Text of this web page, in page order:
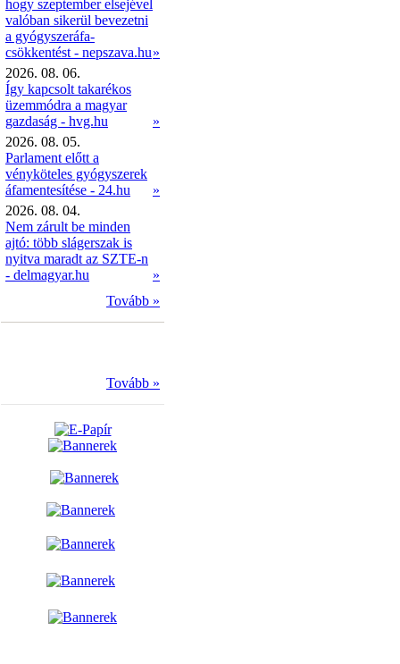
hogy szeptember elsejével
valóban sikerül bevezetni
a gyógyszeráfa-
csökkentést - nepszava.hu»
2026. 08. 06.
Így kapcsolt takarékos
üzemmódra a magyar
gazdaság - hvg.hu
»
2026. 08. 05.
Parlament előtt a
vényköteles gyógyszerek
áfamentesítése - 24.hu
»
2026. 08. 04.
Nem zárult be minden
ajtó: több slágerszak is
nyitva maradt az SZTE-n
- delmagyar.hu
»
Tovább »
Tovább »